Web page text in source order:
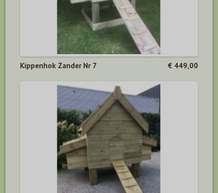
Kippenhok Zander Nr 7 € 449,00